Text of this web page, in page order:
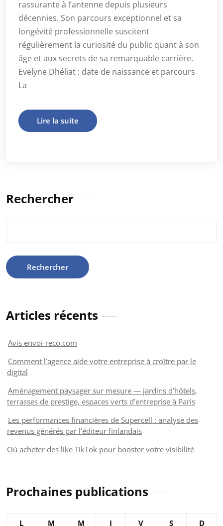
rassurante à l’antenne depuis plusieurs
décennies. Son parcours exceptionnel et sa
longévité professionnelle suscitent
régulièrement la curiosité du public quant à son
âge et aux secrets de sa remarquable carrière.
Evelyne Dhéliat : date de naissance et parcours
La
Lire la suite
Rechercher
Articles récents
Avis envoi-reco.com
Comment l’agence aide votre entreprise à croître par le
digital
Aménagement paysager sur mesure — jardins d’hôtels,
terrasses de prestige, espaces verts d’entreprise à Paris
Les performances financières de Supercell : analyse des
revenus générés par l’éditeur finlandais
Où acheter des like TikTok pour booster votre visibilité
Prochaines publications
L M M J V S
D